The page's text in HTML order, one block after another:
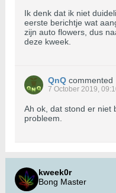
Ik denk dat ik niet
eerste berichtje wat
zijn auto flowers, dus
deze kweek.
QnQ commented
7 October 2019,
Ah ok, dat stond er niet
probleem.
kweek0r
Bong Master